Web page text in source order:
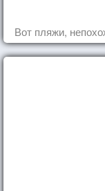
Вот пляжи,